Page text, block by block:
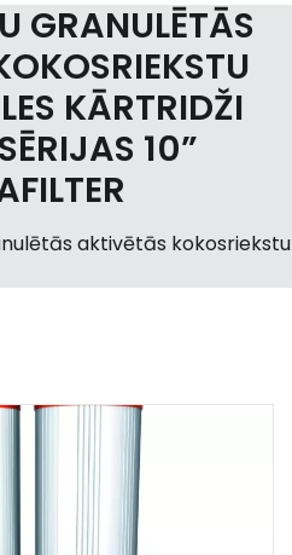
GRANULĒTĀS
KĀRTRIDŽI
10”
aktivētās kokosriekstu